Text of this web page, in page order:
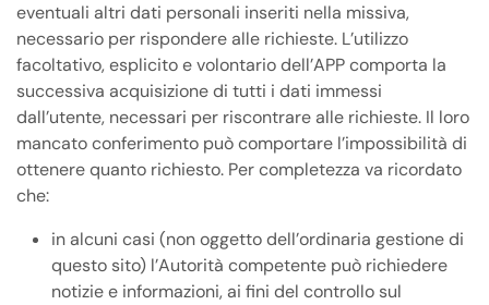
eventuali altri dati personali inseriti nella missiva,
necessario per rispondere alle richieste. L’utilizzo
facoltativo, esplicito e volontario dell’APP comporta la
successiva acquisizione di tutti i dati immessi
dall’utente, necessari per riscontrare alle richieste. Il loro
mancato conferimento può comportare l’impossibilità di
ottenere quanto richiesto. Per completezza va ricordato
che:
in alcuni casi (non oggetto dell’ordinaria gestione di
questo sito) l’Autorità competente può richiedere
notizie e informazioni, ai fini del controllo sul